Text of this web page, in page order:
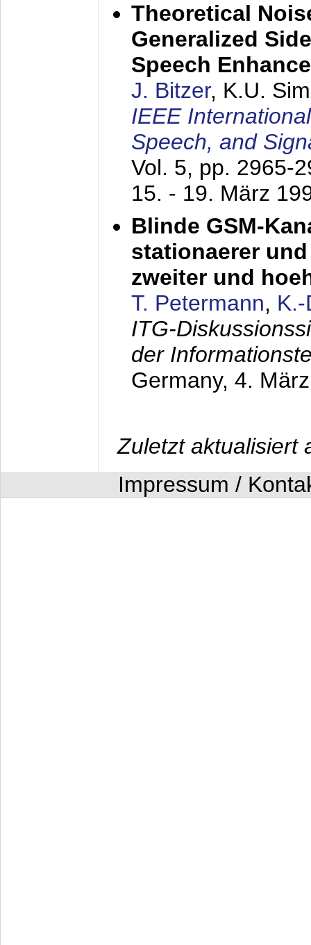
Theoretical
Generalized
Speech
J. Bitzer, K.U.
IEEE
Speech, and
Vol. 5, pp. 2965-
15. - 19. März
Blinde GSM-
stationaerer
zweiter und
T. Petermann,
ITG-
der
Germany, 4.
Zuletzt aktualisiert
Impressum /